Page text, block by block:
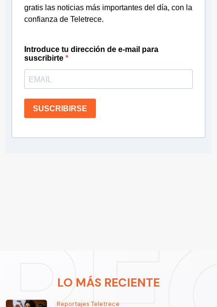
gratis las noticias más importantes del día, con la
confianza de Teletrece.
Introduce tu dirección de e-mail para
suscribirte
SUSCRIBIRSE
LO MÁS RECIENTE
Reportajes Teletrece